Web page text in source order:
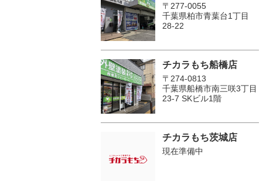
〒277-0055
千葉県柏市青葉台1丁目
28-22
チカラもち船橋店
〒274-0813
千葉県船橋市南三咲3丁目
23-7 SKビル1階
チカラもち茨城店
現在準備中